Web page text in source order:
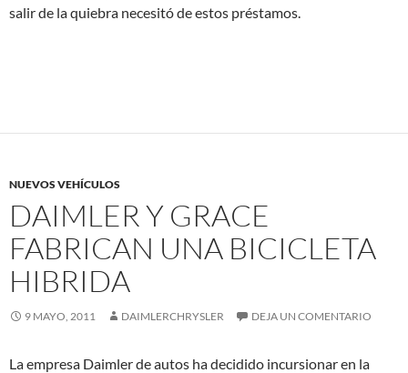
salir de la quiebra necesitó de estos préstamos.
NUEVOS VEHÍCULOS
DAIMLER Y GRACE
FABRICAN UNA BICICLETA
HIBRIDA
9 MAYO, 2011 DAIMLERCHRYSLER DEJA UN COMENTARIO
La empresa Daimler de autos ha decidido incursionar en la